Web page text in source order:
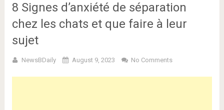
8 Signes d’anxiété de séparation
chez les chats et que faire à leur
sujet
NewsBDaily August 9, 2023 No Comments